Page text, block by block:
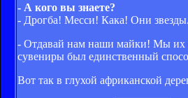
- А кого вы знаете?
- Дрогба! Месси! Кака! Они
- Отдавай нам наши майки! Мы их
сувениры был единственный
Вот так в глухой африканской